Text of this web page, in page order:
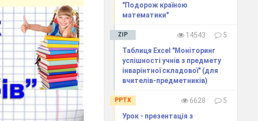
"Подорож країною
математики"
ZIP 14543
5
Таблиця Excel "Моніторинг
успішності учнів з предмету
інварінтної складової" (для
вчителів-предметників)
PPTX 6628
5
Урок - презентація з